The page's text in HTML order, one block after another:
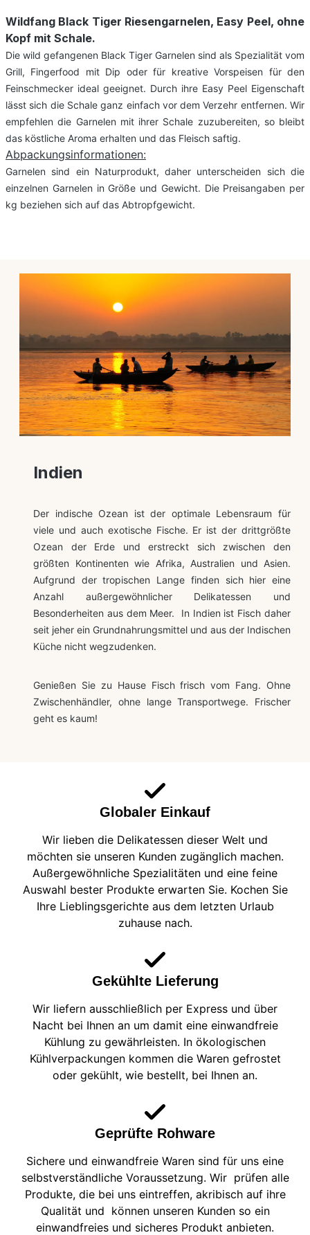
Wildfang Black Tiger Riesengarnelen, Easy Peel, ohne
Kopf mit Schale.
Die wild gefangenen Black Tiger Garnelen sind als Spezialität vom
Grill, Fingerfood mit Dip oder für kreative Vorspeisen für den
Feinschmecker ideal geeignet. Durch ihre Easy Peel Eigenschaft
lässt sich die Schale ganz einfach vor dem Verzehr entfernen. Wir
empfehlen die Garnelen mit ihrer Schale zuzubereiten, so bleibt
das köstliche Aroma erhalten und das Fleisch saftig.
Abpackungsinformationen:
Garnelen sind ein Naturprodukt, daher unterscheiden sich die
einzelnen Garnelen in Größe und Gewicht. Die Preisangaben per
kg beziehen sich auf das Abtropfgewicht.
Indien
Der indische Ozean ist der optimale Lebensraum für
viele und auch exotische Fische. Er ist der drittgrößte
Ozean der Erde und erstreckt sich zwischen den
größten Kontinenten wie Afrika, Australien und Asien.
Aufgrund der tropischen Lange finden sich hier eine
Anzahl außergewöhnlicher Delikatessen und
Besonderheiten aus dem Meer. In Indien ist Fisch daher
seit jeher ein Grundnahrungsmittel und aus der Indischen
Küche nicht wegzudenken.
Genießen Sie zu Hause Fisch frisch vom Fang. Ohne
Zwischenhändler, ohne lange Transportwege. Frischer
geht es kaum!
Globaler Einkauf
Wir lieben die Delikatessen dieser Welt und
möchten sie unseren Kunden zugänglich machen.
Außergewöhnliche Spezialitäten und eine feine
Auswahl bester Produkte erwarten Sie. Kochen Sie
Ihre Lieblingsgerichte aus dem letzten Urlaub
zuhause nach.
Gekühlte Lieferung
Wir liefern ausschließlich per Express und über
Nacht bei Ihnen an um damit eine einwandfreie
Kühlung zu gewährleisten. In ökologischen
Kühlverpackungen kommen die Waren gefrostet
oder gekühlt, wie bestellt, bei Ihnen an.
Geprüfte Rohware
Sichere und einwandfreie Waren sind für uns eine
selbstverständliche Voraussetzung. Wir prüfen alle
Produkte, die bei uns eintreffen, akribisch auf ihre
Qualität und können unseren Kunden so ein
einwandfreies und sicheres Produkt anbieten.